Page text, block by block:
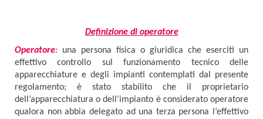
Definizione di operatore
Operatore: una persona fisica o giuridica che eserciti un
effettivo controllo sul funzionamento tecnico delle
apparecchiature e degli impianti contemplati dal presente
regolamento; è stato stabilito che il proprietario
dell’apparecchiatura o dell’impianto è considerato operatore
qualora non abbia delegato ad una terza persona l’effettivo